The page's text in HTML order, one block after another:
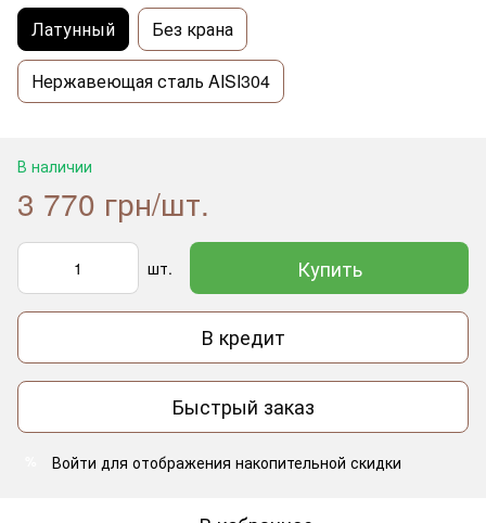
Латунный Без крана
Нержавеющая сталь AISI304
В наличии
3 770 грн/шт.
шт. Купить
В кредит
Быстрый заказ
Войти для отображения накопительной скидки